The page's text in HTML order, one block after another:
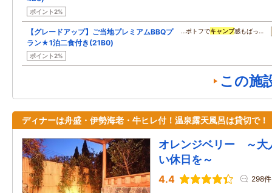
ポイント2%
【グレードアップ】ご当地プレミアムBBQプ
ラン★1泊二食付き(21B0)
ポイント2%
…ポトフでキャンプ感もばっ…
この施
ディナーは舟盛・伊勢海老・牛ヒレ付！温泉露天風呂は貸切で！
オレンジベリー ～大
い休日を～
4.4 298件